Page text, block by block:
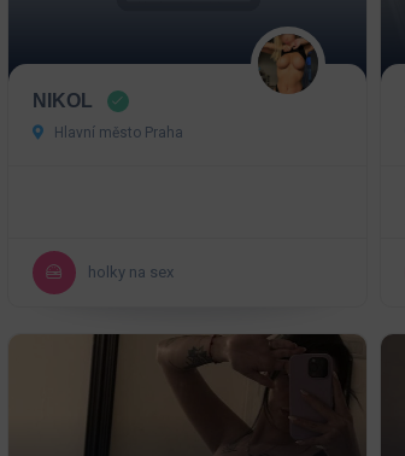
NIKOL
Hlavní město Praha
holky na sex